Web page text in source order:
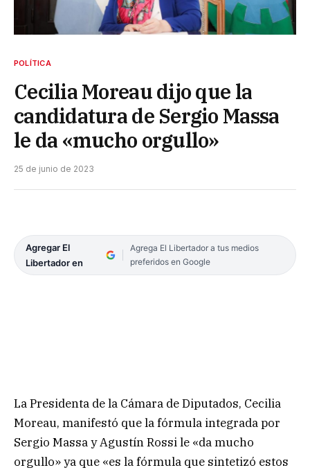
POLÍTICA
Cecilia Moreau dijo que la
candidatura de Sergio Massa
le da «mucho orgullo»
25 de junio de 2023
Agregar El
Libertador en
Agrega El Libertador a tus medios
preferidos en Google
La Presidenta de la Cámara de Diputados, Cecilia
Moreau, manifestó que la fórmula integrada por
Sergio Massa y Agustín Rossi le «da mucho
orgullo» ya que «es la fórmula que sintetizó estos